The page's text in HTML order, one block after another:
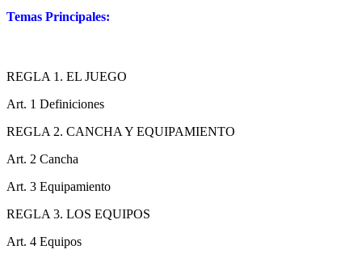
Temas Principales:
REGLA 1. EL JUEGO
Art. 1 Definiciones
REGLA 2. CANCHA Y EQUIPAMIENTO
Art. 2 Cancha
Art. 3 Equipamiento
REGLA 3. LOS EQUIPOS
Art. 4 Equipos